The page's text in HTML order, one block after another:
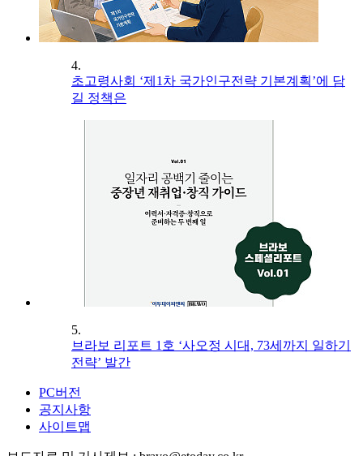
4.
초고령사회 ‘제1차 국가인구전략 기본계획’에 담
길 정책은
5.
브라보 리포트 1호 ‘사오정 시대, 73세까지 일하기
전략’ 발간
PC버전
공지사항
사이트맵